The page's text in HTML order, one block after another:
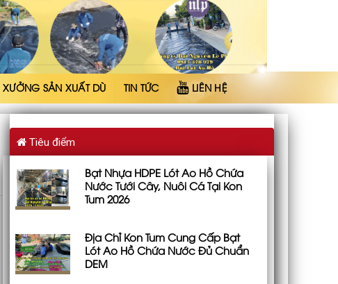
XƯỞNG SẢN XUẤT DÙ TIN TỨC LIÊN HỆ
Tiêu điểm
Bạt Nhựa HDPE Lót Ao Hồ Chứa
Nước Tưới Cây, Nuôi Cá Tại Kon
Tum 2026
Địa Chỉ Kon Tum Cung Cấp Bạt
Lót Ao Hồ Chứa Nước Đủ Chuẩn
DEM